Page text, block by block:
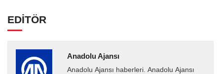
EDİTÖR
Anadolu Ajansı
Anadolu Ajansı haberleri. Anadolu Ajansı